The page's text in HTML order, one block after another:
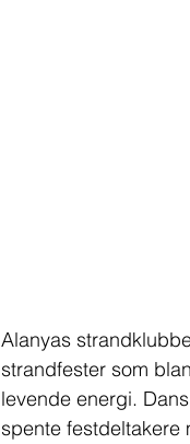
Alanyas
strandfester som
levende energi.
spente festdeltakere